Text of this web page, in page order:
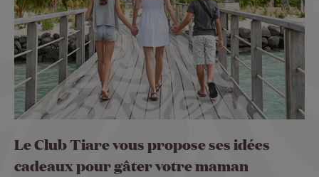
Le Club Tiare vous propose ses idées
cadeaux pour gâter votre maman